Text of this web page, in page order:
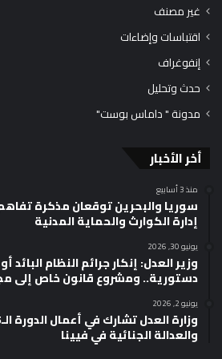
غير مصنف
اقتباسات وإضاءات
إنفوغراف
حدث وتحليل
مدونة " داماس بوست"
أخر الأخبار
منذ 3 أسابيع
سوريا والبحرين توقعان مذكرة
إدارة الكوارث والحماية المدنية
يونيو 30, 2026
وزير العدل: إنكار جرائم النظام البائد
دستورية.. ومشروع قانون خاص إلى
يونيو 2, 2026
والعدالة الجنائية في فيينا